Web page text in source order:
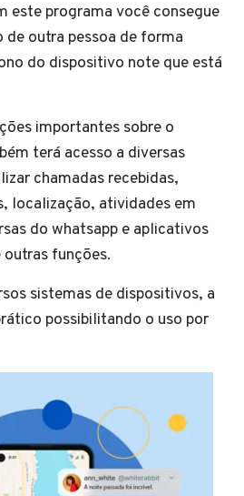
este programa você consegue
de outra pessoa de forma
do dispositivo note que está
importantes sobre o
terá acesso a diversas
chamadas recebidas,
localização, atividades em
do whatsapp e aplicativos
funções.
sistemas de dispositivos, a
possibilitando o uso por